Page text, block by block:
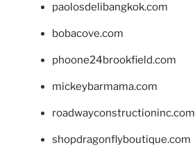
paolosdelibangkok.com
bobacove.com
phoone24brookfield.com
mickeybarmama.com
roadwayconstructioninc.com
shopdragonflyboutique.com